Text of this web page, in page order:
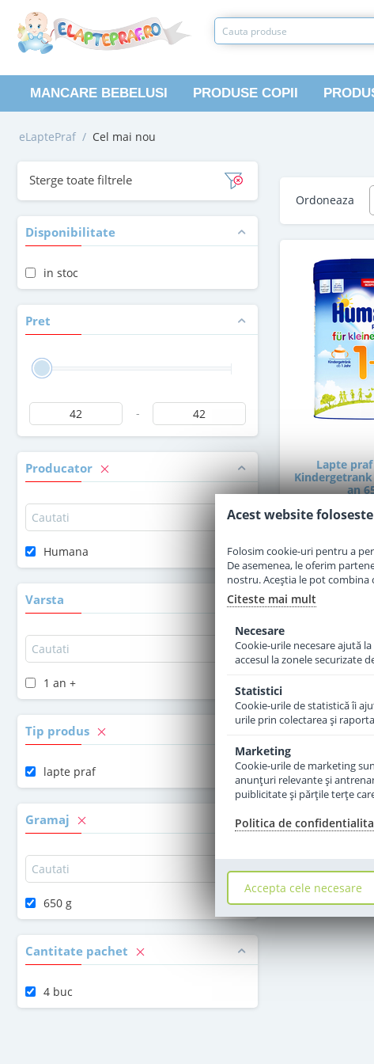
MANCARE BEBELUSI PRODUSE COPII
eLaptePraf / Cel mai nou
Sterge toate filtrele
Disponibilitate
in stoc
Pret
-
Producator
Humana
Varsta
1 an +
Tip produs
lapte praf
Gramaj
650 g
Cantitate pachet
4 buc
Ordoneaza
Lapte
Kindergetrank
an
stoc
42
Acest website
Folosim cookie-uri pentru a
De asemenea, le oferim
nostru. Aceștia le pot
Citeste mai mult
Necesare
Cookie-urile necesare ajută
accesul la zonele securizate
Statistici
Cookie-urile de statistică îi
urile prin colectarea şi
Marketing
Cookie-urile de marketing
anunţuri relevante şi
puiblicitate şi părţile terţe
Politica de
Accepta cele necesare